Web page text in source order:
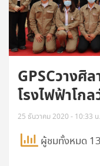
GPSCวางศิ
โรงไฟฟ้าโก
25 ธันวาคม 2020 - 10:33 น.
ผู้ชมทั้งหมด